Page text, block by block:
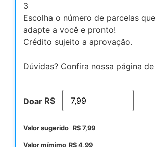
3
Escolha o número de parcelas
adapte a você e pronto!
Crédito sujeito a aprovação.
Dúvidas? Confira nossa página de
Doar R$
Valor sugerido R$ 7,99
Valor mímimo R$ 4,99